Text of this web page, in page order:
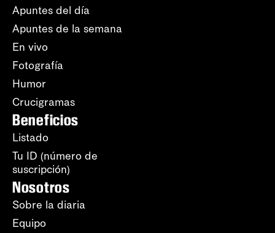
Apuntes del día
Apuntes de la semana
En vivo
Fotografía
Humor
Crucigramas
Beneficios
Listado
Tu ID (número de
suscripción)
Nosotros
Sobre la diaria
Equipo